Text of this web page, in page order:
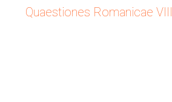
Quaestiones Romanicae VIII